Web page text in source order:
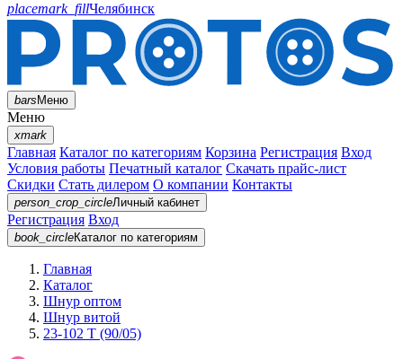
placemark_fillЧелябинск
barsМеню
Меню
xmark
Главная Каталог по категориям Корзина Регистрация Вход
Условия работы Печатный каталог Скачать прайс-лист
Скидки Стать дилером О компании Контакты
person_crop_circleЛичный кабинет
Регистрация Вход
book_circleКаталог по категориям
Главная
Каталог
Шнур оптом
Шнур витой
23-102 T (90/05)